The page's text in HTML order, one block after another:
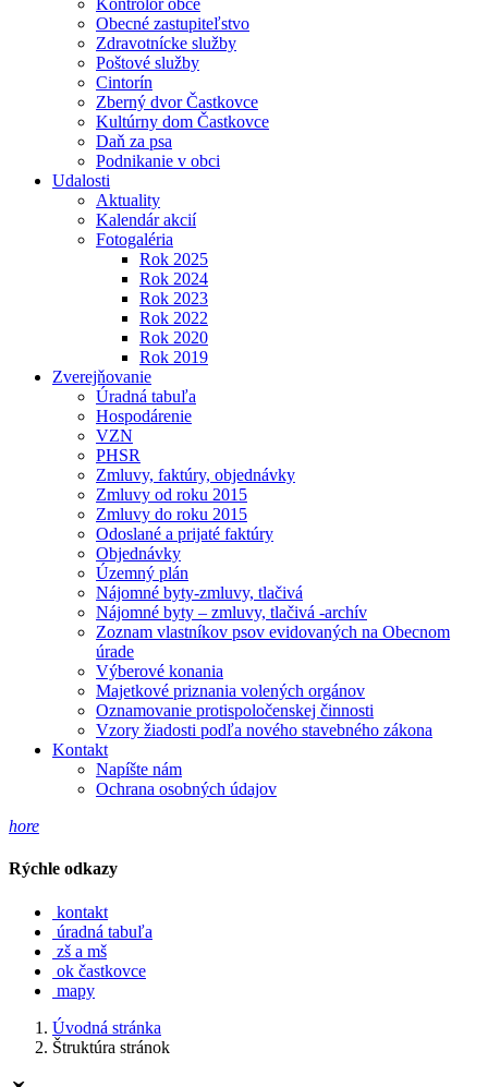
Kontrolór obce
Obecné zastupiteľstvo
Zdravotnícke služby
Poštové služby
Cintorín
Zberný dvor Častkovce
Kultúrny dom Častkovce
Daň za psa
Podnikanie v obci
Udalosti
Aktuality
Kalendár akcií
Fotogaléria
Rok 2025
Rok 2024
Rok 2023
Rok 2022
Rok 2020
Rok 2019
Zverejňovanie
Úradná tabuľa
Hospodárenie
VZN
PHSR
Zmluvy, faktúry, objednávky
Zmluvy od roku 2015
Zmluvy do roku 2015
Odoslané a prijaté faktúry
Objednávky
Územný plán
Nájomné byty-zmluvy, tlačivá
Nájomné byty – zmluvy, tlačivá -archív
Zoznam vlastníkov psov evidovaných na Obecnom
úrade
Výberové konania
Majetkové priznania volených orgánov
Oznamovanie protispoločenskej činnosti
Vzory žiadosti podľa nového stavebného zákona
Kontakt
Napíšte nám
Ochrana osobných údajov
hore
Rýchle odkazy
kontakt
úradná tabuľa
zš a mš
ok častkovce
mapy
Úvodná stránka
Štruktúra stránok